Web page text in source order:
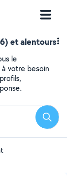
et alentours
le
votre besoin